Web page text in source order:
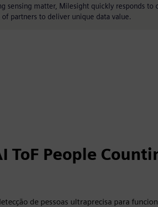
sensing matter, Milesight quickly responds to
partners to deliver unique data value.
ToF People
de pessoas ultraprecisa para